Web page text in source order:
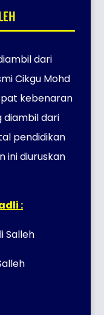
dari
Cikgu Mohd
kebenaran
diambil dari
pendidikan
ini diuruskan
:
Salleh